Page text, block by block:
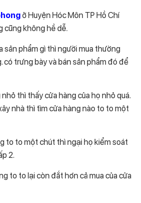
ở Huyện Hóc Môn TP Hồ Chí
cũng không hề dễ.
sản phẩm gì thì người mua thường
có trưng bày và bán sản phẩm đó để
thì thấy cửa hàng của họ nhỏ quá.
nhà thì tìm cửa hàng nào to to một
to to một chút thì ngại họ kiểm soát
2.
to to lại còn đắt hơn cả mua của cửa